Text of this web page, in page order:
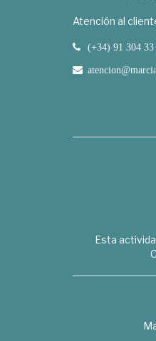
Atención al
(+34) 91 304 33
Esta